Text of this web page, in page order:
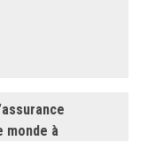
monde à